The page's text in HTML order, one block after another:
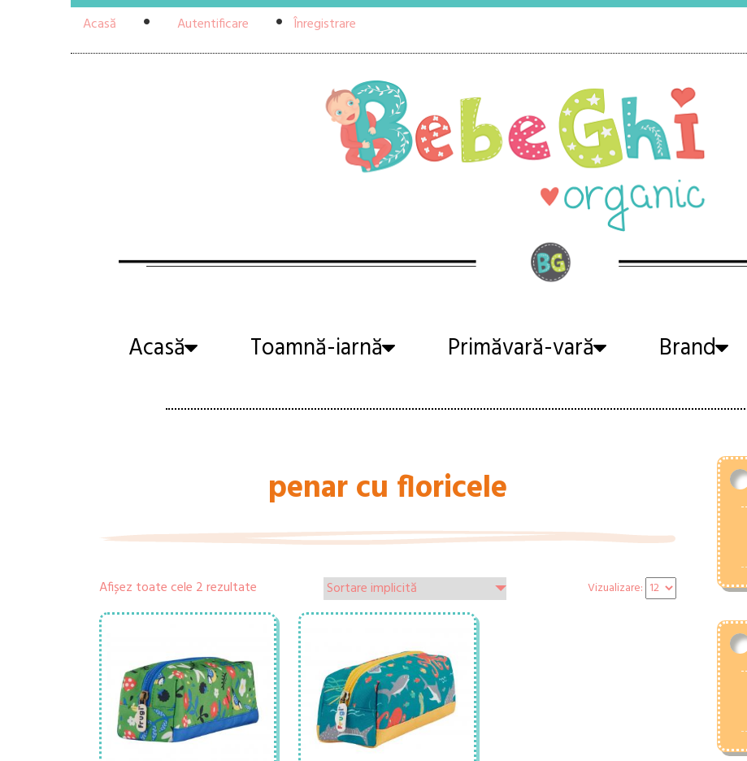
Acasă Autentificare Înregistrare
Acasă Toamnă-iarnă Primăvară-vară Brand
penar cu floricele
Afișez toate cele 2 rezultate Vizualizare: